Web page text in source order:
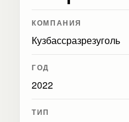
КОМПАНИЯ
Кузбассразрезуголь
ГОД
2022
ТИП